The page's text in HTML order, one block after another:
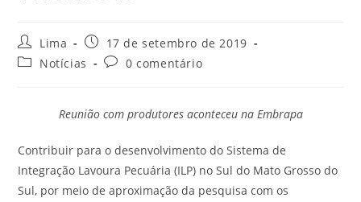
Lima
17 de setembro de 2019
Notícias
0 comentário
Reunião com produtores aconteceu na Embrapa
Contribuir para o desenvolvimento do Sistema de
Integração Lavoura Pecuária (ILP) no Sul do Mato Grosso do
Sul, por meio de aproximação da pesquisa com os